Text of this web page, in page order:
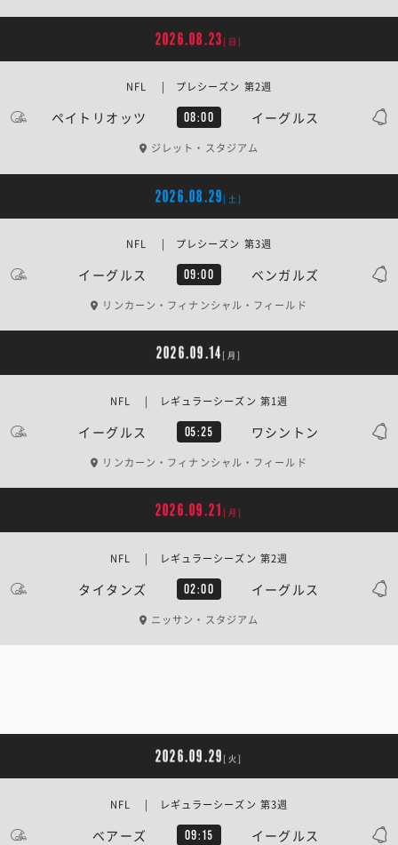
2026.08.23 [日]
ペイトリオッツ 08:00 イーグルス
NFL | プレシーズン 第2週
ジレット・スタジアム
2026.08.29 [土]
イーグルス 09:00 ベンガルズ
NFL | プレシーズン 第3週
リンカーン・フィナンシャル・フィールド
2026.09.14 [月]
イーグルス 05:25 ワシントン
NFL | レギュラーシーズン 第1週
リンカーン・フィナンシャル・フィールド
2026.09.21 [月]
タイタンズ 02:00 イーグルス
NFL | レギュラーシーズン 第2週
ニッサン・スタジアム
2026.09.29 [火]
ベアーズ 09:15 イーグルス
NFL | レギュラーシーズン 第3週